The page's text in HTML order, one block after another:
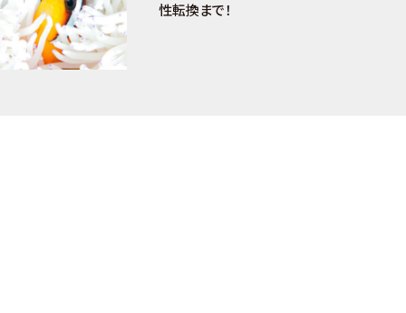
性転換まで！